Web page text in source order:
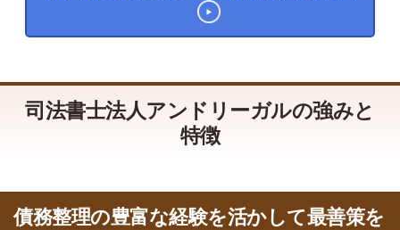
司法書士法人アンドリーガルの強みと
特徴
債務整理の豊富な経験を活かして最善策を